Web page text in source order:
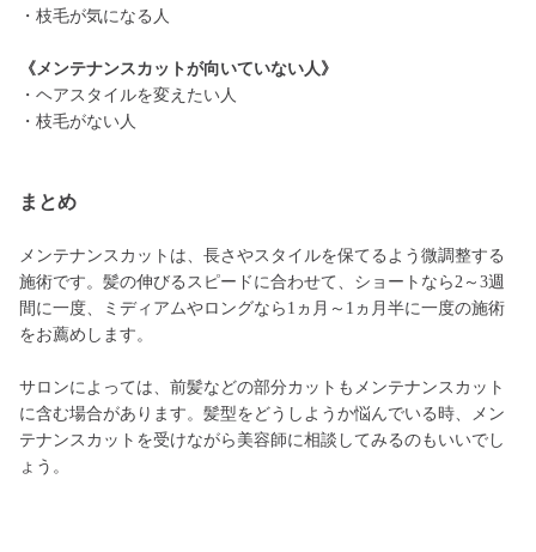
・枝毛が気になる人
《メンテナンスカットが向いていない人》
・ヘアスタイルを変えたい人
・枝毛がない人
まとめ
メンテナンスカットは、長さやスタイルを保てるよう微調整する
施術です。髪の伸びるスピードに合わせて、ショートなら2～3週
間に一度、ミディアムやロングなら1ヵ月～1ヵ月半に一度の施術
をお薦めします。
サロンによっては、前髪などの部分カットもメンテナンスカット
に含む場合があります。髪型をどうしようか悩んでいる時、メン
テナンスカットを受けながら美容師に相談してみるのもいいでし
ょう。